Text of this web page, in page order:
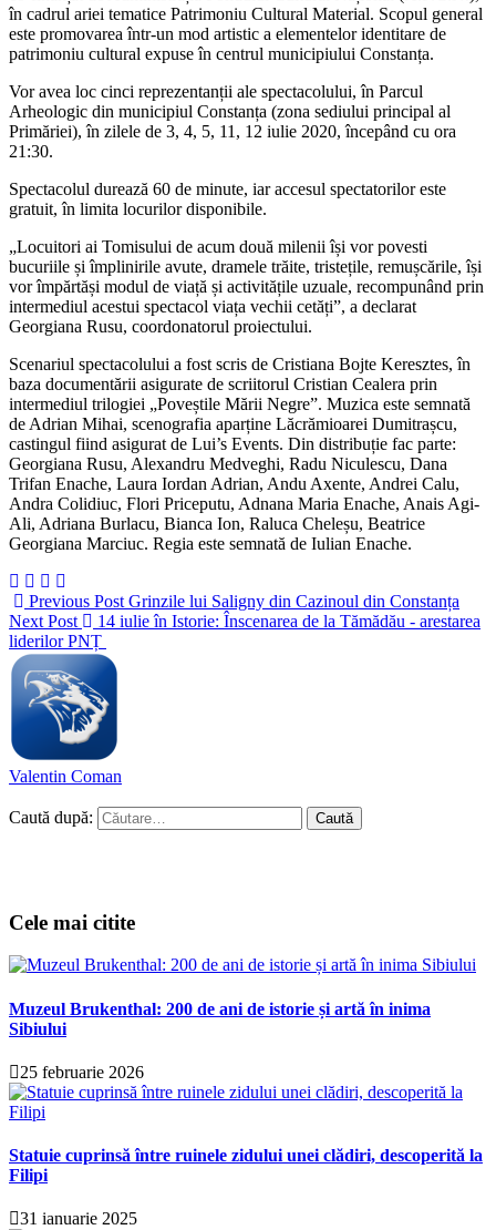
în cadrul ariei tematice Patrimoniu Cultural Material. Scopul general
este promovarea într-un mod artistic a elementelor identitare de
patrimoniu cultural expuse în centrul municipiului Constanța.
Vor avea loc cinci reprezentanții ale spectacolului, în Parcul
Arheologic din municipiul Constanța (zona sediului principal al
Primăriei), în zilele de 3, 4, 5, 11, 12 iulie 2020, începând cu ora
21:30.
Spectacolul durează 60 de minute, iar accesul spectatorilor este
gratuit, în limita locurilor disponibile.
„Locuitori ai Tomisului de acum două milenii își vor povesti
bucuriile și împlinirile avute, dramele trăite, tristețile, remușcările, își
vor împărtăși modul de viață și activitățile uzuale, recompunând prin
intermediul acestui spectacol viața vechii cetăți”, a declarat
Georgiana Rusu, coordonatorul proiectului.
Scenariul spectacolului a fost scris de Cristiana Bojte Keresztes, în
baza documentării asigurate de scriitorul Cristian Cealera prin
intermediul trilogiei „Poveștile Mării Negre”. Muzica este semnată
de Adrian Mihai, scenografia aparține Lăcrămioarei Dumitrașcu,
castingul fiind asigurat de Lui’s Events. Din distribuție fac parte:
Georgiana Rusu, Alexandru Medveghi, Radu Niculescu, Dana
Trifan Enache, Laura Iordan Adrian, Andu Axente, Andrei Calu,
Andra Colidiuc, Flori Priceputu, Adnana Maria Enache, Anais Agi-
Ali, Adriana Burlacu, Bianca Ion, Raluca Cheleșu, Beatrice
Georgiana Marciuc. Regia este semnată de Iulian Enache.
Previous Post Grinzile lui Saligny din Cazinoul din Constanța
Next Post
14 iulie în Istorie: Înscenarea de la Tămădău - arestarea
liderilor PNȚ
Valentin Coman
Caută după:
Cele mai citite
Muzeul Brukenthal: 200 de ani de istorie și artă în inima
Sibiului
25 februarie 2026
Statuie cuprinsă între ruinele zidului unei clădiri, descoperită la
Filipi
31 ianuarie 2025